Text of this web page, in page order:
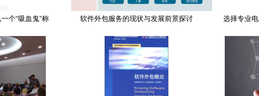
个“吸血鬼”称
软件外包服务的现状与发展前景探讨
选择专业